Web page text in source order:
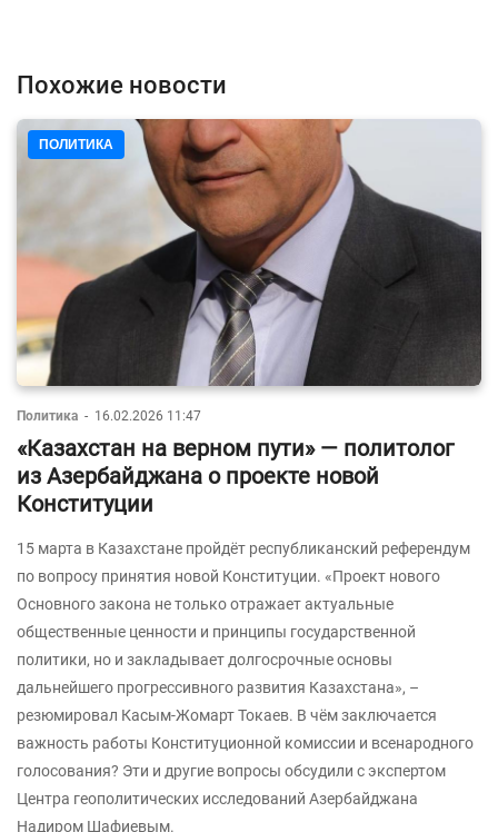
Похожие новости
ПОЛИТИКА
Политика - 16.02.2026 11:47
«Казахстан на верном пути» — политолог
из Азербайджана о проекте новой
Конституции
15 марта в Казахстане пройдёт республиканский референдум
по вопросу принятия новой Конституции. «Проект нового
Основного закона не только отражает актуальные
общественные ценности и принципы государственной
политики, но и закладывает долгосрочные основы
дальнейшего прогрессивного развития Казахстана», –
резюмировал Касым-Жомарт Токаев. В чём заключается
важность работы Конституционной комиссии и всенародного
голосования? Эти и другие вопросы обсудили с экспертом
Центра геополитических исследований Азербайджана
Надиром Шафиевым.